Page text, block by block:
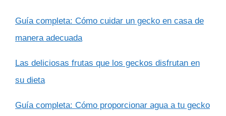
Guía completa: Cómo cuidar un gecko en casa de
manera adecuada
Las deliciosas frutas que los geckos disfrutan en
su dieta
Guía completa: Cómo proporcionar agua a tu gecko